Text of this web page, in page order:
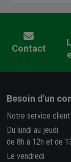
Contact
Besoin d'un
Notre service
Du lundi au jeudi
de 8h à 12h et de
Le vendredi